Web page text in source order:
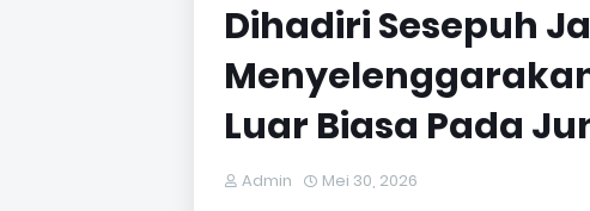
Dihadiri Sesepuh
Luar Biasa Pada
Admin Mei 30, 2026